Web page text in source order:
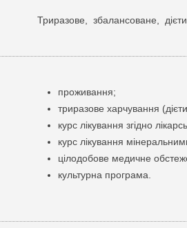
Триразове, збалансоване,
проживання;
триразове харчування
курс лікування згідно
курс лікування
цілодобове медичне
культурна програма.